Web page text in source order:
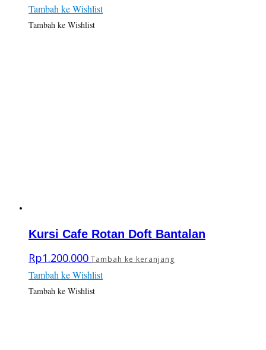
Tambah ke Wishlist
Tambah ke Wishlist
Kursi Cafe Rotan Doft Bantalan
Rp1.200.000 Tambah ke keranjang
Tambah ke Wishlist
Tambah ke Wishlist